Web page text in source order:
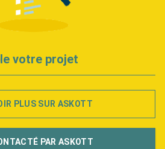
votre projet
PLUS SUR ASKOTT
PAR ASKOTT